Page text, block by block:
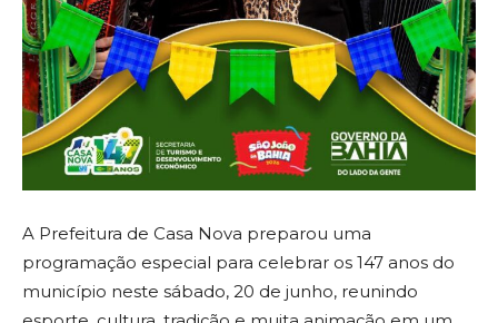
A Prefeitura de Casa Nova preparou uma
programação especial para celebrar os 147 anos do
município neste sábado, 20 de junho, reunindo